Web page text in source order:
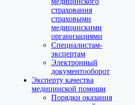
страхования
страховыми
медицинскими
организациями
Специалистам-
экспертам
Электронный
документооборот
Эксперту качества
медицинской помощи
Порядки оказания